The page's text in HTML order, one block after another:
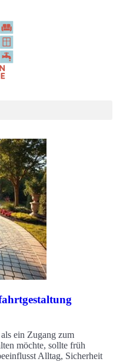
ein Zugang zum
möchte, sollte früh
Alltag, Sicherheit